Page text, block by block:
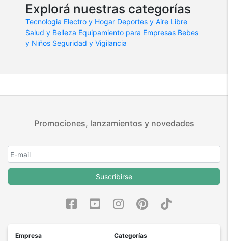
Explorá nuestras categorías
Tecnologia Electro y Hogar Deportes y Aire Libre
Salud y Belleza Equipamiento para Empresas Bebes
y Niños Seguridad y Vigilancia
Promociones, lanzamientos y novedades
Suscribirse
Empresa
Categorías